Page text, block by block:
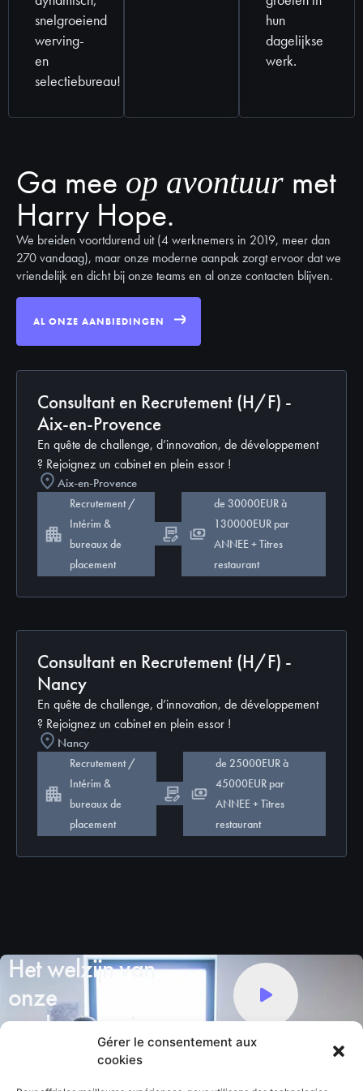
Gérer le consentement aux
cookies
snelgroeiend
werving-
en
selectiebureau!
hun
dagelijkse
werk.
Ga mee op avontuur met
Harry Hope.
We breiden voortdurend uit (4 werknemers in 2019, meer dan
270 vandaag), maar onze moderne aanpak zorgt ervoor dat we
vriendelijk en dicht bij onze teams en al onze contacten blijven.
AL ONZE AANBIEDINGEN
Consultant en Recrutement (H/F) -
Aix-en-Provence
En quête de challenge, d’innovation, de développement
? Rejoignez un cabinet en plein essor !
Aix-en-Provence
Recrutement /
Intérim &
bureaux de
placement
CDI
de 30000EUR à
130000EUR par
ANNEE + Titres
restaurant
Consultant en Recrutement (H/F) -
Nancy
En quête de challenge, d’innovation, de développement
? Rejoignez un cabinet en plein essor !
Nancy
Recrutement /
Intérim &
bureaux de
placement
CDI
de 25000EUR à
45000EUR par
ANNEE + Titres
restaurant
Het welzijn van
onze
werknemers is
onze prioriteit